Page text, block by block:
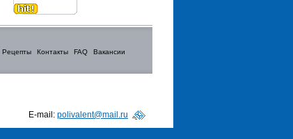
Рецепты Контакты FAQ Вакансии
E-mail: polivalent@mail.ru